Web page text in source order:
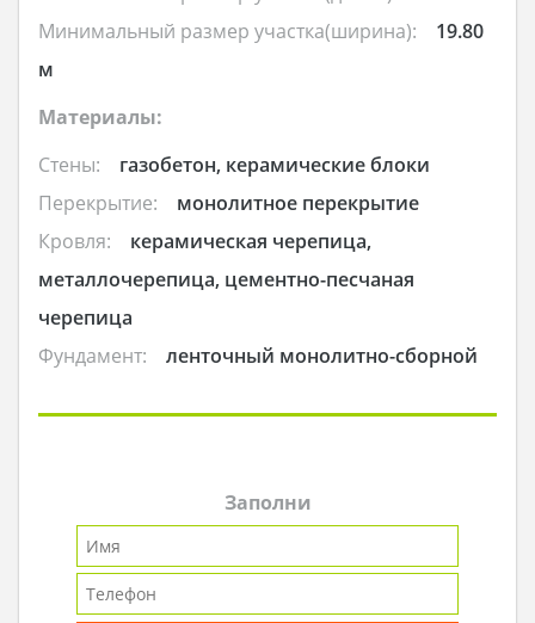
Минимальный размер участка(ширина):
19.80
м
Материалы:
Стены:
газобетон, керамические блоки
Перекрытие:
монолитное перекрытие
Кровля:
керамическая черепица,
металлочерепица, цементно-песчаная
черепица
Фундамент:
ленточный монолитно-сборной
Заполни